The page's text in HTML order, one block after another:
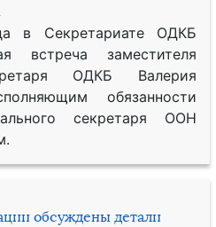
в Секретариате ОДКБ
встреча заместителя
ОДКБ Валерия
обязанности
секретаря ООН
обсуждены детали